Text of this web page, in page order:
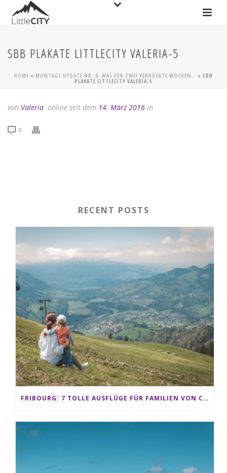
SBB PLAKATE LITTLECITY VALERIA-5
HOME » MONTAGS UPDATE NR. 6: WAS FÜR ZWEI VERRÜCKTE WOCHEN… » SBB
PLAKATE LITTLECITY VALERIA-5
von Valeria online seit dem 14. März 2016 in
0
RECENT POSTS
FRIBOURG: 7 TOLLE AUSFLÜGE FÜR FAMILIEN VON CHARMEY BIS LES PACCOTS